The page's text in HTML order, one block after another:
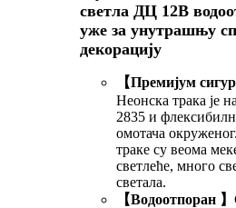
светла ДЦ 12В
уже за унутрашњу
декорацију
【Премијум
Неонска трака је
2835 и
омотача
траке су веома
светлеће, много
светала.
【Водоотпоран 】